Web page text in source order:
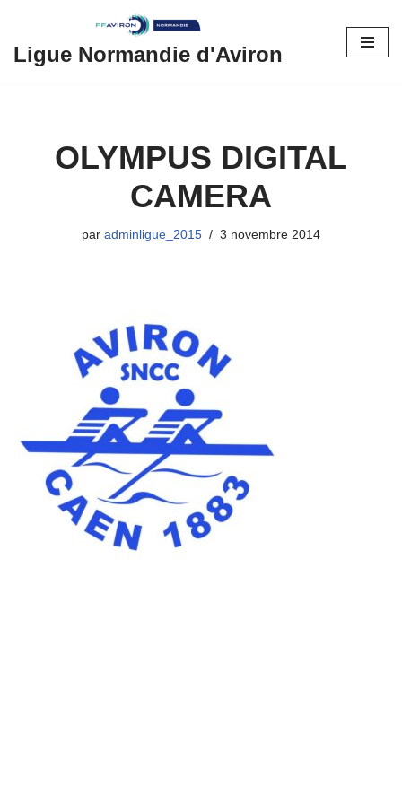
Aller
Ligue Normandie d'Aviron
OLYMPUS DIGITAL
CAMERA
par adminligue_2015 3 novembre 2014